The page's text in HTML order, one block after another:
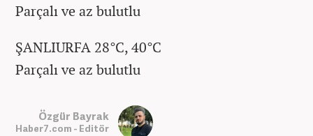
Parçalı ve az bulutlu
ŞANLIURFA 28°C, 40°C
Parçalı ve az bulutlu
Özgür Bayrak
Haber7.com - Editör